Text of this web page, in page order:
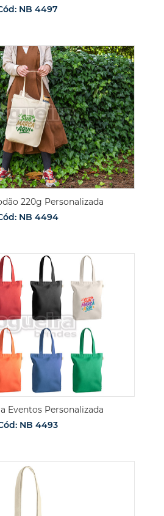
NB 4497
220g Personalizada
NB 4494
Eventos Personalizada
NB 4493